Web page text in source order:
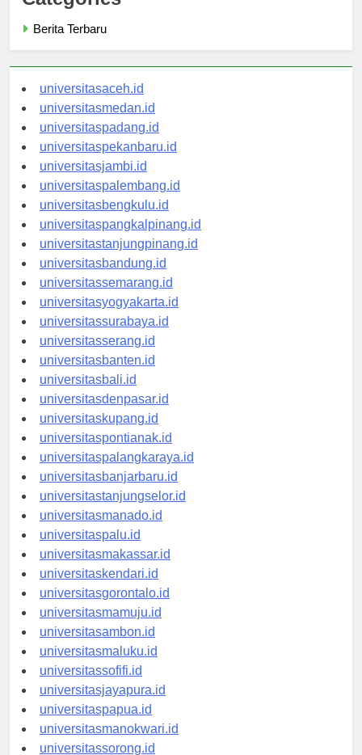
Categories
universitasaceh.id
universitasmedan.id
universitaspadang.id
universitaspekanbaru.id
universitasjambi.id
universitaspalembang.id
universitasbengkulu.id
universitaspangkalpinang.id
universitastanjungpinang.id
universitasbandung.id
universitassemarang.id
universitasyogyakarta.id
universitassurabaya.id
universitasserang.id
universitasbanten.id
universitasbali.id
universitasdenpasar.id
universitaskupang.id
universitaspontianak.id
universitaspalangkaraya.id
universitasbanjarbaru.id
universitastanjungselor.id
universitasmanado.id
universitaspalu.id
universitasmakassar.id
universitaskendari.id
universitasgorontalo.id
universitasmamuju.id
universitasambon.id
universitasmaluku.id
universitassofifi.id
universitasjayapura.id
universitaspapua.id
universitasmanokwari.id